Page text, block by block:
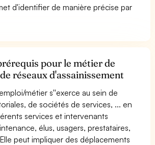
d'identifier de manière précise par
pour le métier de
réseaux d'assainissement
métier s''exerce au sein de
de sociétés de services, ... en
services et intervenants
élus, usagers, prestataires,
peut impliquer des déplacements